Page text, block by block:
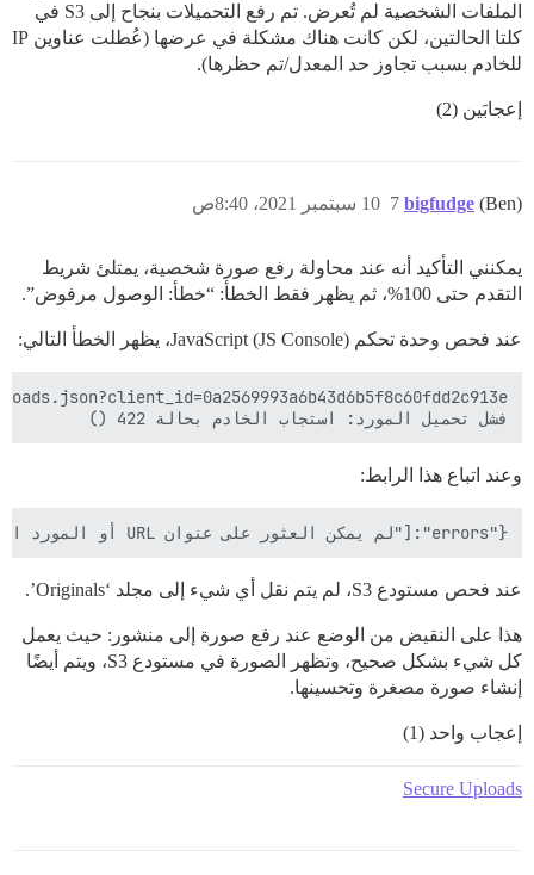
الملفات الشخصية لم تُعرض. تم رفع التحميلات بنجاح إلى S3 في
كلتا الحالتين، لكن كانت هناك مشكلة في عرضها (عُطلت عناوين IP
للخادم بسبب تجاوز حد المعدل/تم حظرها).
إعجابَين (2)
bigfudge (Ben) 10 سبتمبر 2021، 8:40ص 7
يمكنني التأكيد أنه عند محاولة رفع صورة شخصية، يمتلئ شريط
التقدم حتى 100%، ثم يظهر فقط الخطأ: “خطأ: الوصول مرفوض”.
عند فحص وحدة تحكم JavaScript (JS Console)، يظهر الخطأ التالي:
فشل تحميل المورد: استجاب الخادم بحالة 422 ()
وعند اتباع هذا الرابط:
{"errors":["لم يمكن العثور على عنوان URL أو المورد المطلوب."],"error_type":"not_found"}
عند فحص مستودع S3، لم يتم نقل أي شيء إلى مجلد ‘Originals’.
هذا على النقيض من الوضع عند رفع صورة إلى منشور: حيث يعمل
كل شيء بشكل صحيح، وتظهر الصورة في مستودع S3، ويتم أيضًا
إنشاء صورة مصغرة وتحسينها.
إعجاب واحد (1)
Secure Uploads